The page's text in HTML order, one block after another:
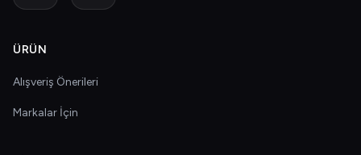
ÜRÜN
Alışveriş Önerileri
Markalar İçin